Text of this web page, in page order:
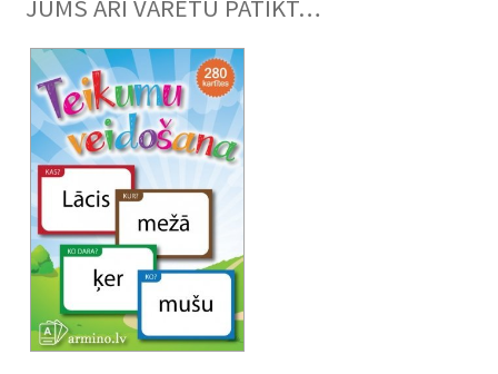
JUMS ARĪ VARĒTU PATIKT…